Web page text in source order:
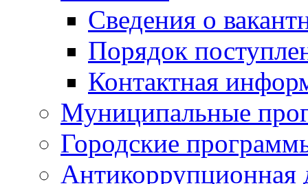
Сведения о
Порядок
Контактная
Муниципальные
Городские
Антикоррупционная